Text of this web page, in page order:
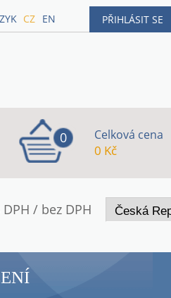
PŘIHLÁSIT SE
CZ EN
0 Celková cena
0 Kč
DPH / bez DPH